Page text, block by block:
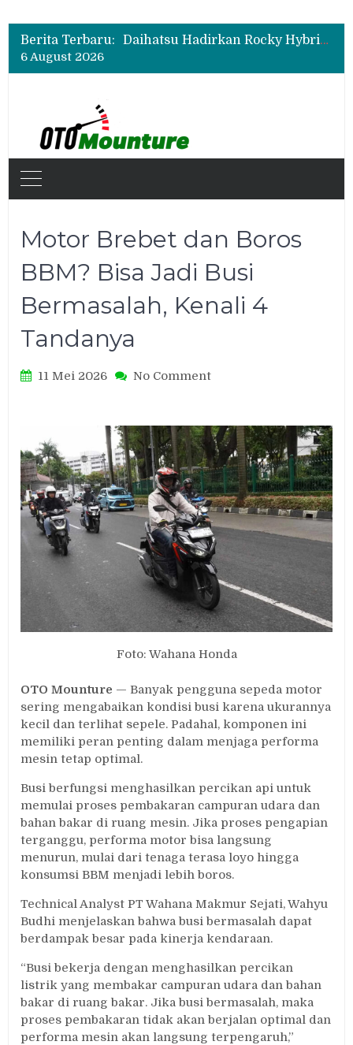
Berita Terbaru:
Daihatsu Hadirkan Rocky Hybrid, New Sigra hingga Concept Car di GIIAS 2026
Total Cost of Ownership Geely EX5, Ini Alasan SUV Listrik Ini Layak Dipertimbangkan
6 August 2026
Motor Brebet dan Boros
BBM? Bisa Jadi Busi
Bermasalah, Kenali 4
Tandanya
11 Mei 2026 No Commenton
dan
Boros
BBM?
Bisa
Jadi
Busi
Bermasalah,
Kenali
4
Tandanya
Foto: Wahana Honda
OTO Mounture — Banyak pengguna sepeda motor
sering mengabaikan kondisi busi karena ukurannya
kecil dan terlihat sepele. Padahal, komponen ini
memiliki peran penting dalam menjaga performa
mesin tetap optimal.
Busi berfungsi menghasilkan percikan api untuk
memulai proses pembakaran campuran udara dan
bahan bakar di ruang mesin. Jika proses pengapian
terganggu, performa motor bisa langsung
menurun, mulai dari tenaga terasa loyo hingga
konsumsi BBM menjadi lebih boros.
Technical Analyst PT Wahana Makmur Sejati, Wahyu
Budhi menjelaskan bahwa busi bermasalah dapat
berdampak besar pada kinerja kendaraan.
“Busi bekerja dengan menghasilkan percikan
listrik yang membakar campuran udara dan bahan
bakar di ruang bakar. Jika busi bermasalah, maka
proses pembakaran tidak akan berjalan optimal dan
performa mesin akan langsung terpengaruh,”